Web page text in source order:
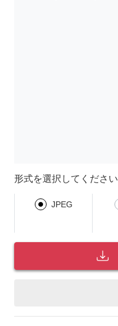
形式を選択してください
JPEG